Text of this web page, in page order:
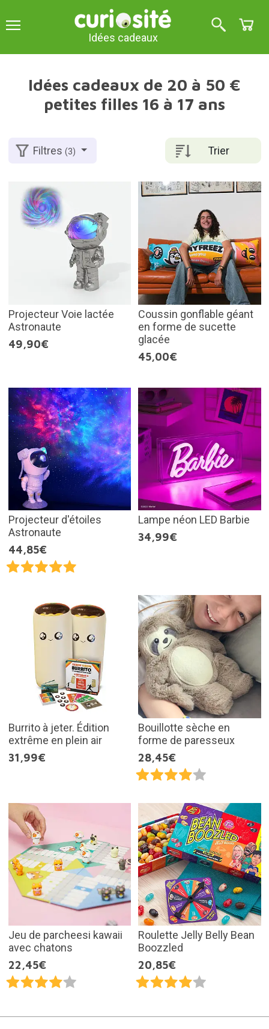
Idées cadeaux
Idées cadeaux de 20 à 50 €
petites filles 16 à 17 ans
Trier
Filtres(3)
Projecteur Voie lactée
Astronaute
49,90€
Coussin gonflable géant
en forme de sucette
glacée
45,00€
Projecteur d'étoiles
Astronaute
44,85€
Lampe néon LED Barbie
34,99€
Burrito à jeter. Édition
extrême en plein air
31,99€
Bouillotte sèche en
forme de paresseux
28,45€
Jeu de parcheesi kawaii
avec chatons
22,45€
Roulette Jelly Belly Bean
Boozzled
20,85€